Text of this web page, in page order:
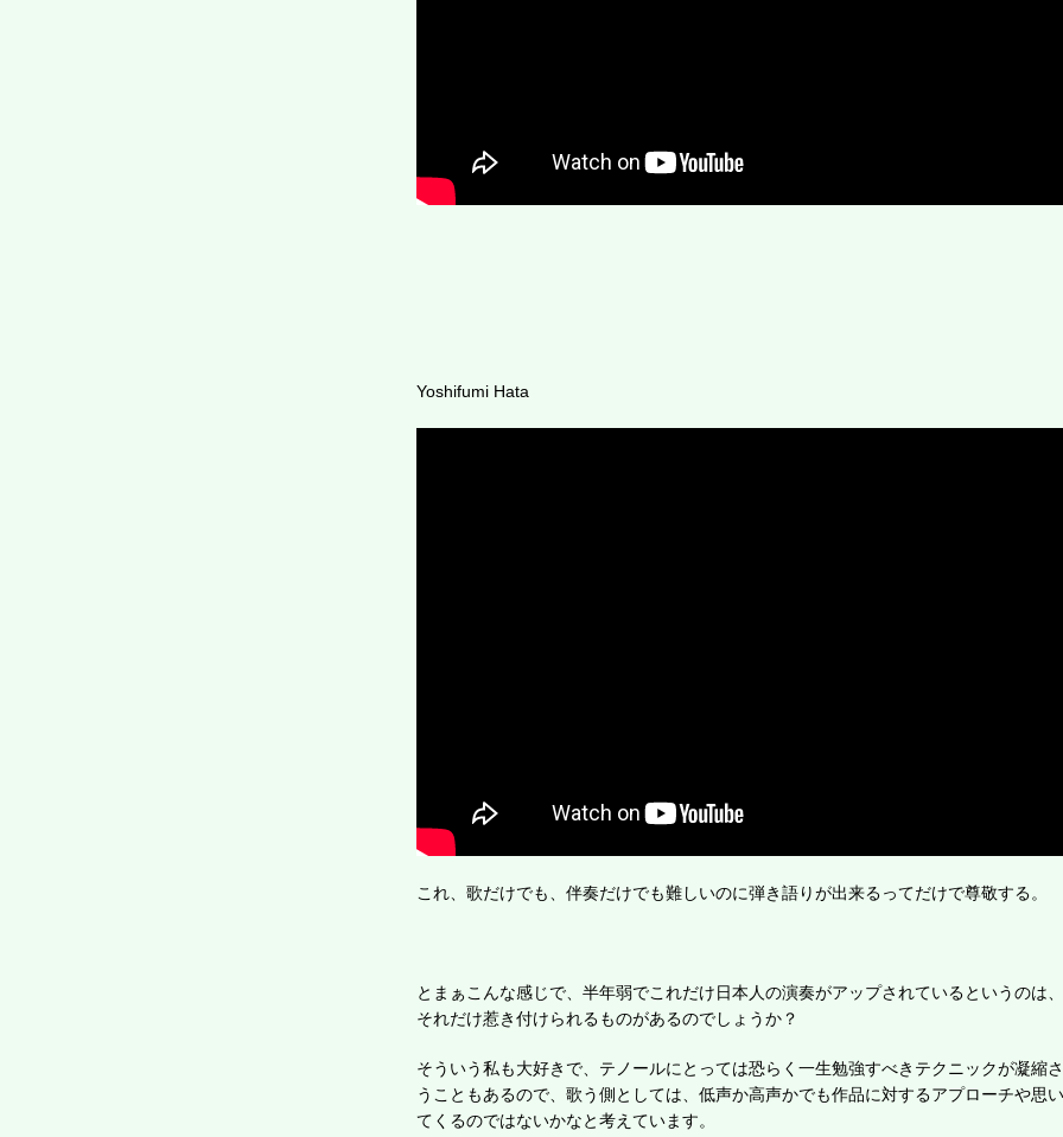
Yoshifumi Hata
これ、歌だけでも、伴奏だけでも難しいのに弾き語りが出来るってだけで尊敬する。
とまぁこんな感じで、半年弱でこれだけ日本人の演奏がアップされているというのは、
それだけ惹き付けられるものがあるのでしょうか？
そういう私も大好きで、テノールにとっては恐らく一生勉強すべきテクニックが凝縮
うこともあるので、歌う側としては、低声か高声かでも作品に対するアプローチや思
てくるのではないかなと考えています。